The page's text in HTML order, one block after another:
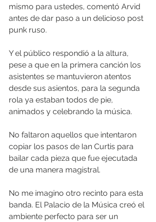
mismo para ustedes, comentó Arvid
antes de dar paso a un delicioso post
punk ruso.
Y el público respondió a la altura,
pese a que en la primera canción los
asistentes se mantuvieron atentos
desde sus asientos, para la segunda
rola ya estaban todos de pie,
animados y celebrando la música.
No faltaron aquellos que intentaron
copiar los pasos de Ian Curtis para
bailar cada pieza que fue ejecutada
de una manera magistral.
No me imagino otro recinto para esta
banda. El Palacio de la Música creó el
ambiente perfecto para ser un